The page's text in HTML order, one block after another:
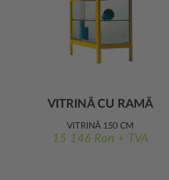
VITRINĂ CU RAMĂ
METALICĂ 150 CM
LĂȚIME
VITRINĂ 150 CM
15 146 Ron + TVA